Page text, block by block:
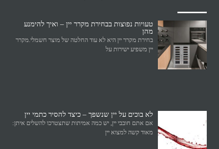
טעויות נפוצות בבחירת מקרר יין – ואיך להימנע
מהן
בחירת מקרר יין היא לא עוד החלטה של מוצר חשמלי.מקרר
יין משפיע ישירות על
לא בוכים על יין שנשפך – כיצד להסיר כתמי יין
אם אתם חובבי יין, יש כמה אמיתות שתצטרכו להשלים איתן:
מאוד קשה למצוא יין